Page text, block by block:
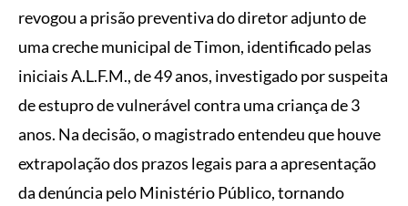
revogou a prisão preventiva do diretor adjunto de
uma creche municipal de Timon, identificado pelas
iniciais A.L.F.M., de 49 anos, investigado por suspeita
de estupro de vulnerável contra uma criança de 3
anos. Na decisão, o magistrado entendeu que houve
extrapolação dos prazos legais para a apresentação
da denúncia pelo Ministério Público, tornando